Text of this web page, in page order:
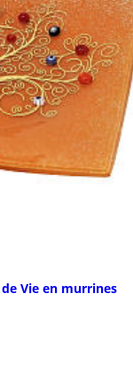
Vie en murrines